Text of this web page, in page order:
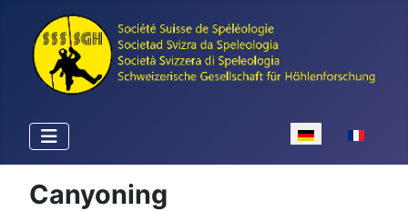
Sprache
Canyoning